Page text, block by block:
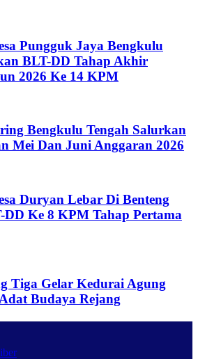
Pungguk Jaya Bengkulu
BLT-DD Tahap Akhir
2026 Ke 14 KPM
Bengkulu Tengah Salurkan
Mei Dan Juni Anggaran 2026
Duryan Lebar Di Benteng
Ke 8 KPM Tahap Pertama
Tiga Gelar Kedurai Agung
Budaya Rejang